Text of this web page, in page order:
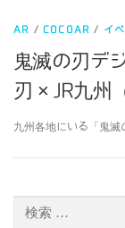
AR / COCOAR / イ
鬼滅の刃デ
刃 × JR九州
九州各地にいる「鬼滅
検索: